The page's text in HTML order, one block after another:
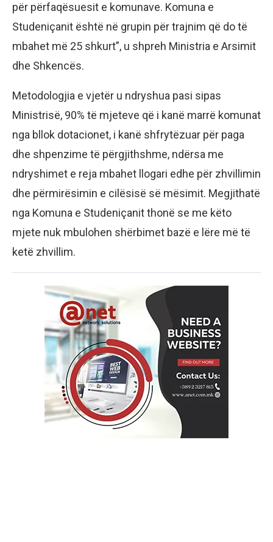
për përfaqësuesit e komunave. Komuna e
Studeniçanit është në grupin për trajnim që do të
mbahet më 25 shkurt”, u shpreh Ministria e Arsimit
dhe Shkencës.
Metodologjia e vjetër u ndryshua pasi sipas
Ministrisë, 90% të mjeteve që i kanë marrë komunat
nga bllok dotacionet, i kanë shfrytëzuar për paga
dhe shpenzime të përgjithshme, ndërsa me
ndryshimet e reja mbahet llogari edhe për zhvillimin
dhe përmirësimin e cilësisë së mësimit. Megjithatë
nga Komuna e Studeniçanit thonë se me këto
mjete nuk mbulohen shërbimet bazë e lëre më të
ketë zhvillim.